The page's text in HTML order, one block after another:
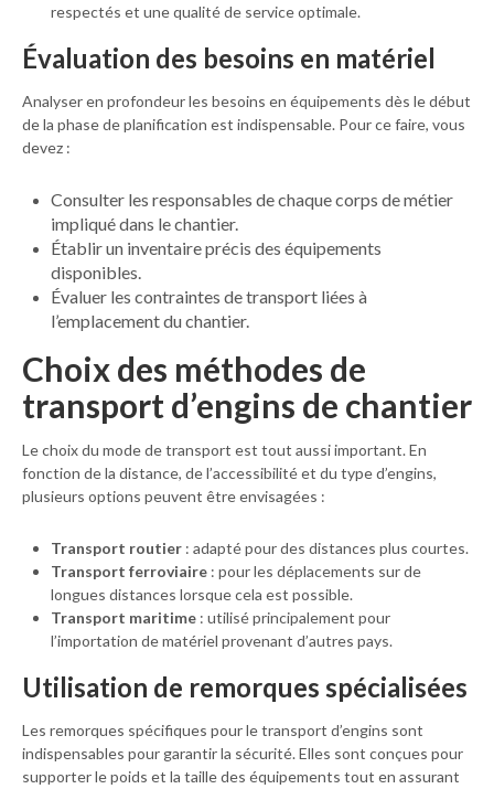
respectés et une qualité de service optimale.
Évaluation des besoins en matériel
Analyser en profondeur les besoins en équipements dès le début
de la phase de planification est indispensable. Pour ce faire, vous
devez :
Consulter les responsables de chaque corps de métier
impliqué dans le chantier.
Établir un inventaire précis des équipements
disponibles.
Évaluer les contraintes de transport liées à
l’emplacement du chantier.
Choix des méthodes de
transport d’engins de chantier
Le choix du mode de transport est tout aussi important. En
fonction de la distance, de l’accessibilité et du type d’engins,
plusieurs options peuvent être envisagées :
Transport routier : adapté pour des distances plus courtes.
Transport ferroviaire : pour les déplacements sur de
longues distances lorsque cela est possible.
Transport maritime : utilisé principalement pour
l’importation de matériel provenant d’autres pays.
Utilisation de remorques spécialisées
Les remorques spécifiques pour le transport d’engins sont
indispensables pour garantir la sécurité. Elles sont conçues pour
supporter le poids et la taille des équipements tout en assurant